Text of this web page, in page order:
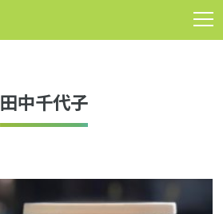
田中千代子